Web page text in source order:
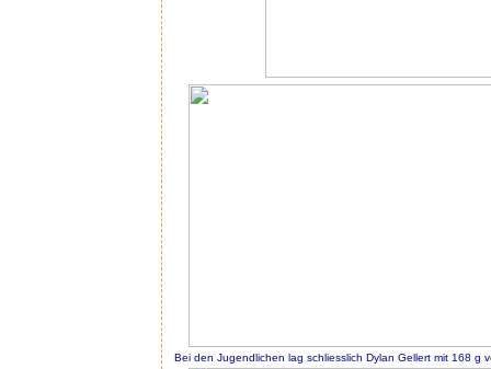
Bei den Jugendlichen lag schliesslich Dylan Gellert mit 168 g